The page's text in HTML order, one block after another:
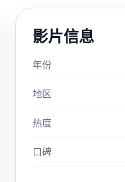
影片信息
年份
地区
热度
口碑